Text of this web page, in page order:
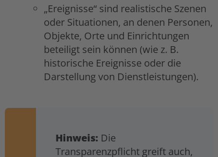
„Ereignisse“ sind realistische Szenen
oder Situationen, an denen Personen,
Objekte, Orte und Einrichtungen
beteiligt sein können (wie z. B.
historische Ereignisse oder die
Darstellung von Dienstleistungen).
Hinweis: Die
Transparenzpflicht greift auch,